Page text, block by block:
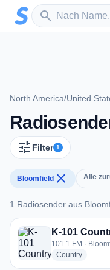
Zum Hauptinhalt springen
search
Sender suchen
North America/United
tune Filter 1
Bloomfield close Alle
1 Radiosender aus
1 Radiosender aus
K-101
101.1 FM ·
Countryradio